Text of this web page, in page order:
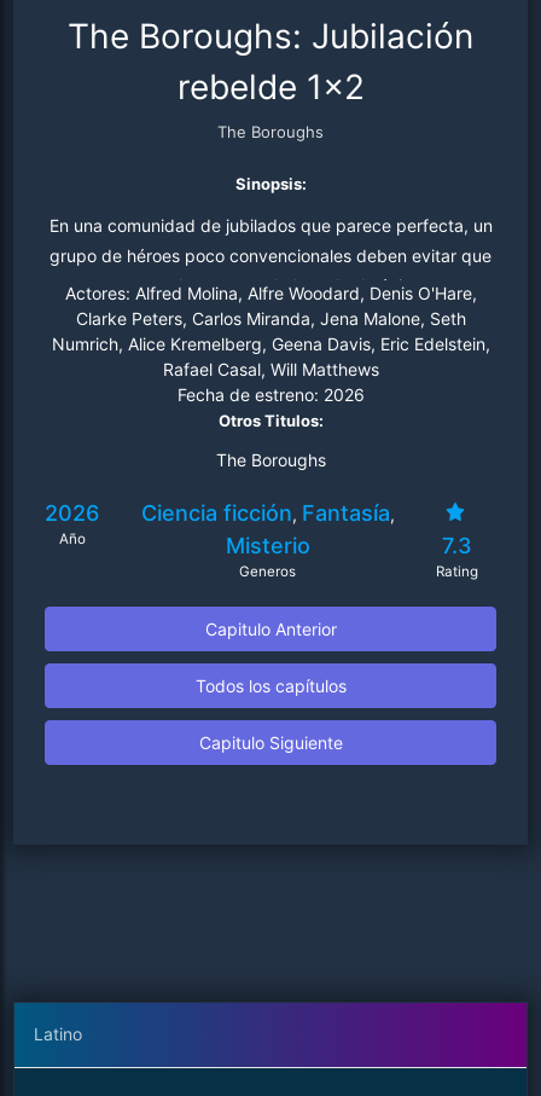
The Boroughs: Jubilación
rebelde 1x2
The Boroughs
Sinopsis:
En una comunidad de jubilados que parece perfecta, un
grupo de héroes poco convencionales deben evitar que
una amenaza de otro mundo les robe lo único que no
tienen: tiempo.
Actores: Alfred Molina, Alfre Woodard, Denis O'Hare,
Clarke Peters, Carlos Miranda, Jena Malone, Seth
Numrich, Alice Kremelberg, Geena Davis, Eric Edelstein,
Rafael Casal, Will Matthews
Fecha de estreno: 2026
Otros Titulos:
The Boroughs
2026
Año
Ciencia ficción, Fantasía,
Misterio
Generos
7.3
Rating
Capitulo Anterior
Todos los capítulos
Capitulo Siguiente
Latino